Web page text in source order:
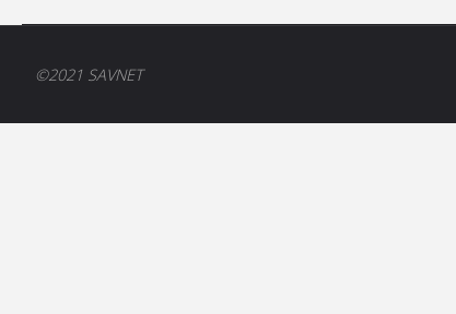
©2021 SAVNET